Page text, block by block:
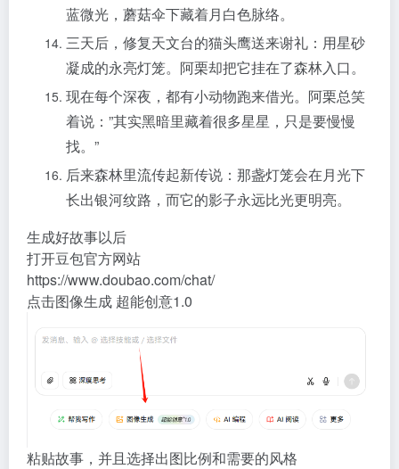
蓝微光，蘑菇伞下藏着月白色脉络。
三天后，修复天文台的猫头鹰送来谢礼：用星砂
凝成的永亮灯笼。阿栗却把它挂在了森林入口。
现在每个深夜，都有小动物跑来借光。阿栗总笑
着说：”其实黑暗里藏着很多星星，只是要慢慢
找。”
后来森林里流传起新传说：那盏灯笼会在月光下
长出银河纹路，而它的影子永远比光更明亮。
生成好故事以后
打开豆包官方网站
https://www.doubao.com/chat/
点击图像生成 超能创意1.0
粘贴故事，并且选择出图比例和需要的风格